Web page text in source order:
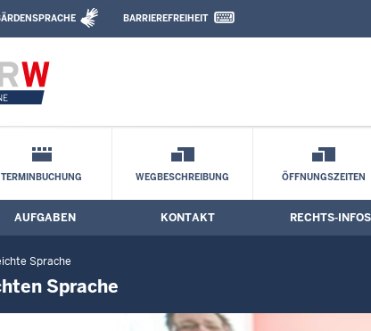
Hinweise zur Leichten Sprache
und
BARRIEREFREIHEIT
Volltext-Suche
TERMINBUCHUNG WEGBESCHREIBUNG ÖFFNUNGSZEITEN
AUFGABEN KONTAKT RECHTS-INFOS
Sprache
Sprache